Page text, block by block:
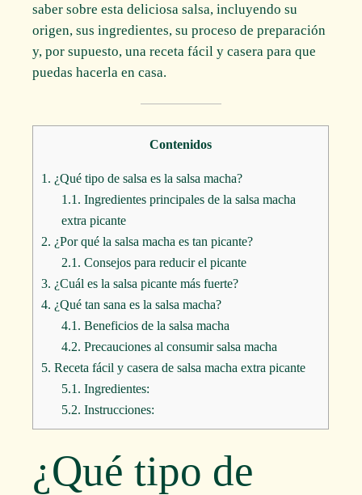
saber sobre esta deliciosa salsa, incluyendo su
origen, sus ingredientes, su proceso de preparación
y, por supuesto, una receta fácil y casera para que
puedas hacerla en casa.
Contenidos
1. ¿Qué tipo de salsa es la salsa macha?
1.1. Ingredientes principales de la salsa macha
extra picante
2. ¿Por qué la salsa macha es tan picante?
2.1. Consejos para reducir el picante
3. ¿Cuál es la salsa picante más fuerte?
4. ¿Qué tan sana es la salsa macha?
4.1. Beneficios de la salsa macha
4.2. Precauciones al consumir salsa macha
5. Receta fácil y casera de salsa macha extra picante
5.1. Ingredientes:
5.2. Instrucciones:
¿Qué tipo de